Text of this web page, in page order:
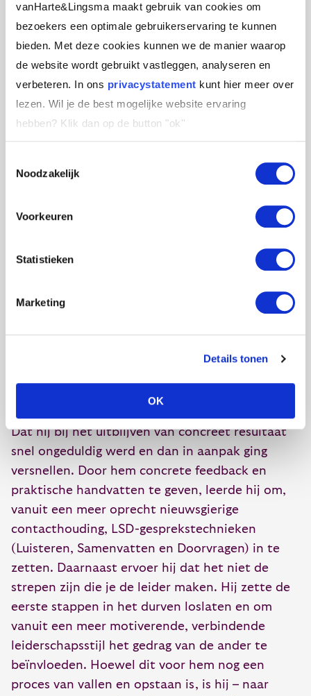
vanHarte&Lingsma maakt gebruik van cookies om
bezoekers een optimale gebruikerservaring te kunnen
bieden. Met deze cookies kunnen we de manier waarop
de website wordt gebruikt vastleggen, analyseren en
verbeteren. In ons privacystatement kunt hier meer over
lezen. Wil je de best mogelijke website ervaring
hebben? Klik dan op de button "ok''
Noodzakelijk
Voorkeuren
Statistieken
Marketing
Details tonen
OK
motiverende, coachende of delegerende stijl
mensen kan aansturen. Om dit effectief te doen,
moet je situationeel kunnen inschatten welke
interventie nodig is om anderen in beweging te
krijgen. Daarnaast het vermogen of de
vaardigheid om in aanpak niet alleen boven,
maar vooral ook naast de ander te gaan staan.
het werkproces op te kunnen trekken. Hiervoor
is het belangrijk dat je de regie durft los te laten.
leidinggeven te kiezen.
Ook de bovengenoemde jonge manager vond
het aanvankelijk lastig om zijn instruerende
aanpak los te laten en vanuit aandacht en
Dat hij bij het uitblijven van concreet resultaat
snel ongeduldig werd en dan in aanpak ging
versnellen. Door hem concrete feedback en
praktische handvatten te geven, leerde hij om,
vanuit een meer oprecht nieuwsgierige
contacthouding, LSD-gesprekstechnieken
(Luisteren, Samenvatten en Doorvragen) in te
zetten. Daarnaast ervoer hij dat het niet de
strepen zijn die je de leider maken. Hij zette de
eerste stappen in het durven loslaten en om
vanuit een meer motiverende, verbindende
leiderschapsstijl het gedrag van de ander te
beïnvloeden. Hoewel dit voor hem nog een
proces van vallen en opstaan is, is hij – naar